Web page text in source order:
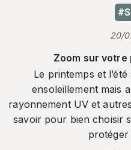
20/
Zoom sur
Le printemps et
ensoleillement mais
rayonnement UV et
savoir pour bien choisir
protéger